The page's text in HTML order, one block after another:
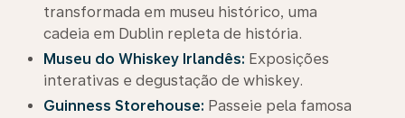
transformada em museu histórico, uma
cadeia em Dublin repleta de história.
Museu do Whiskey Irlandês: Exposições
interativas e degustação de whiskey.
Guinness Storehouse: Passeie pela famosa